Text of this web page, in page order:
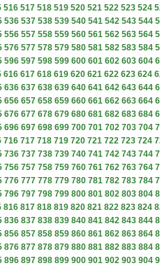
516 517 518 519 520 521 522 523 524
536 537 538 539 540 541 542 543 544
556 557 558 559 560 561 562 563 564
576 577 578 579 580 581 582 583 584
596 597 598 599 600 601 602 603 604
616 617 618 619 620 621 622 623 624
636 637 638 639 640 641 642 643 644
656 657 658 659 660 661 662 663 664
676 677 678 679 680 681 682 683 684
696 697 698 699 700 701 702 703 704
716 717 718 719 720 721 722 723 724
736 737 738 739 740 741 742 743 744
756 757 758 759 760 761 762 763 764
776 777 778 779 780 781 782 783 784
796 797 798 799 800 801 802 803 804
816 817 818 819 820 821 822 823 824
836 837 838 839 840 841 842 843 844
856 857 858 859 860 861 862 863 864
876 877 878 879 880 881 882 883 884
896 897 898 899 900 901 902 903 904